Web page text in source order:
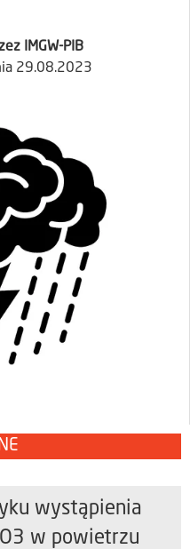
IMGW-PIB
29.08.2023
wystąpienia
w powietrzu